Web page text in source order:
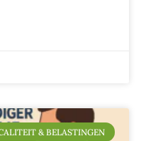
& BELASTINGEN